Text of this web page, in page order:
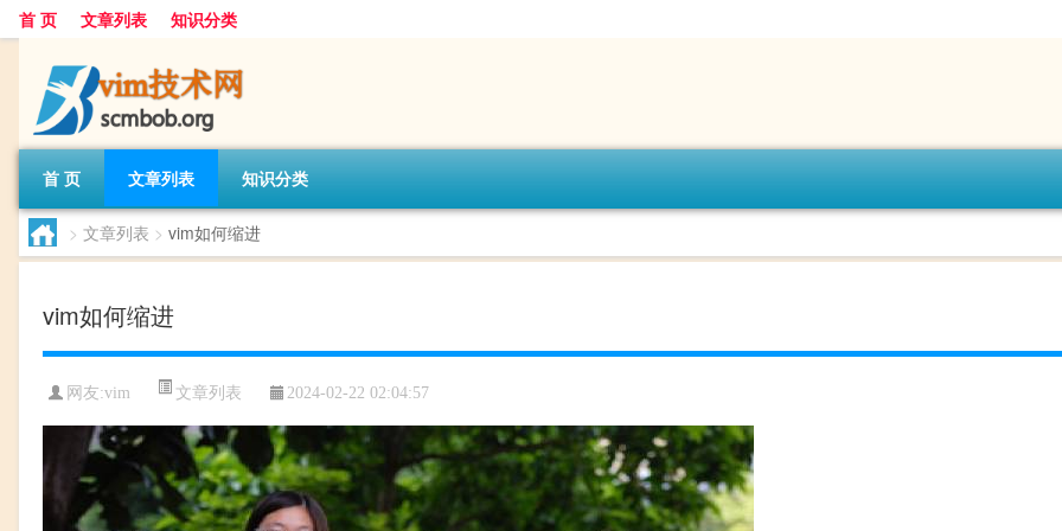
首 页 文章列表 知识分类
首 页 文章列表 知识分类
> 文章列表 > vim如何缩进
vim如何缩进
网友:vim 文章列表 2024-02-22 02:04:57